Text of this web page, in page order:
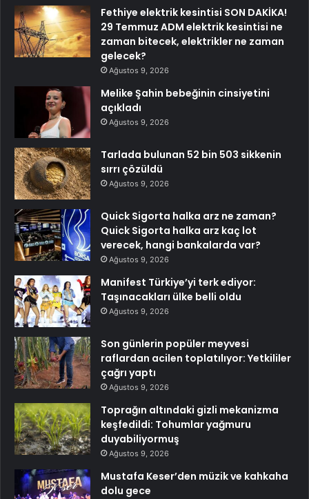
Fethiye elektrik kesintisi SON DAKİKA!
29 Temmuz ADM elektrik kesintisi ne
zaman bitecek, elektrikler ne zaman
gelecek?
Ağustos 9, 2026
Melike Şahin bebeğinin cinsiyetini
açıkladı
Ağustos 9, 2026
Tarlada bulunan 52 bin 503 sikkenin
sırrı çözüldü
Ağustos 9, 2026
Quick Sigorta halka arz ne zaman?
Quick Sigorta halka arz kaç lot
verecek, hangi bankalarda var?
Ağustos 9, 2026
Manifest Türkiye’yi terk ediyor:
Taşınacakları ülke belli oldu
Ağustos 9, 2026
Son günlerin popüler meyvesi
raflardan acilen toplatılıyor: Yetkililer
çağrı yaptı
Ağustos 9, 2026
Toprağın altındaki gizli mekanizma
keşfedildi: Tohumlar yağmuru
duyabiliyormuş
Ağustos 9, 2026
Mustafa Keser’den müzik ve kahkaha
dolu gece